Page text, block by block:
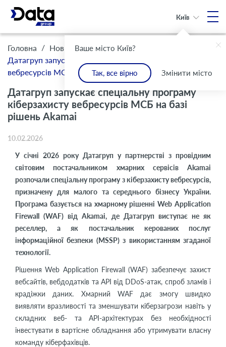
Ваше місто Київ?
Так, все вірно Змінити місто
Київ
Головна / Новини /
Датагруп запускає спеціальну програму кіберзахисту
вебресурсів МСБ на базі рішень Akamai
Датагруп запускає спеціальну програму
кіберзахисту вебресурсів МСБ на базі
рішень Akamai
10.02.2026
У січні 2026 року Датагруп у партнерстві з провідним
світовим постачальником хмарних сервісів Akamai
розпочали спеціальну програму з кіберзахисту вебресурсів,
призначену для малого та середнього бізнесу України.
Програма базується на хмарному рішенні Web Application
Firewall (WAF) від Akamai, де Датагруп виступає не як
реселлер, а як постачальник керованих послуг
інформаційної безпеки (MSSP) з використанням згаданої
технології.
Рішення Web Application Firewall (WAF) забезпечує захист
вебсайтів, вебдодатків та API від DDoS-атак, спроб зламів і
крадіжки даних. Хмарний WAF дає змогу швидко
виявляти вразливості та зменшувати кіберзагрози навіть у
складних веб- та API-архітектурах без необхідності
інвестувати в вартісне обладнання або утримувати власну
команду кіберфахівців.